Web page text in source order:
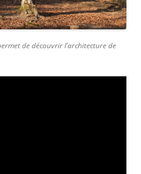
de découvrir l’architecture de